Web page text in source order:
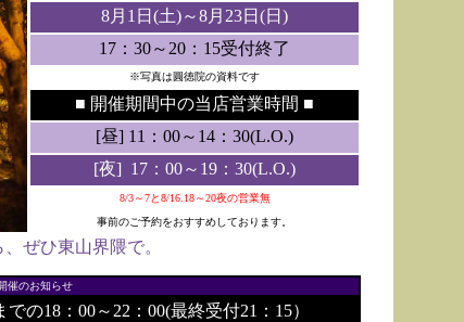
8月1日(土)～8月23日(日)
17：30～20：15受付終了
※写真は圓徳院の資料です
■ 開催期間中の当店営業時間 ■
[昼] 11：00～14：30(L.O.)
[夜] 17：00～19：30(L.O.)
8/3～7と8/16.18～20夜の営業無
事前のご予約をおすすめしております。
ぜひ東山界隈で。
催のお知らせ
の18：00～22：00(最終受付21：15）